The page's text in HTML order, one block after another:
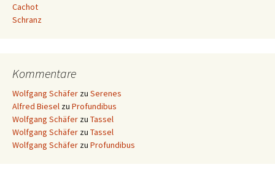
Cachot
Schranz
Kommentare
Wolfgang Schäfer zu Serenes
Alfred Biesel zu Profundibus
Wolfgang Schäfer zu Tassel
Wolfgang Schäfer zu Tassel
Wolfgang Schäfer zu Profundibus